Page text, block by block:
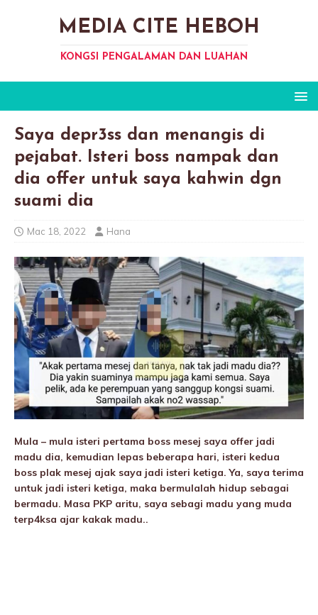
MEDIA CITE HEBOH
KONGSI PENGALAMAN DAN LUAHAN
Saya depr3ss dan menangis di
pejabat. Isteri boss nampak dan
dia offer untuk saya kahwin dgn
suami dia
Mac 18, 2022 Hana
Mula – mula isteri pertama boss mesej saya offer jadi
madu dia, kemudian lepas beberapa hari, isteri kedua
boss plak mesej ajak saya jadi isteri ketiga. Ya, saya terima
untuk jadi isteri ketiga, maka bermulalah hidup sebagai
bermadu. Masa PKP aritu, saya sebagi madu yang muda
terp4ksa ajar kakak madu..